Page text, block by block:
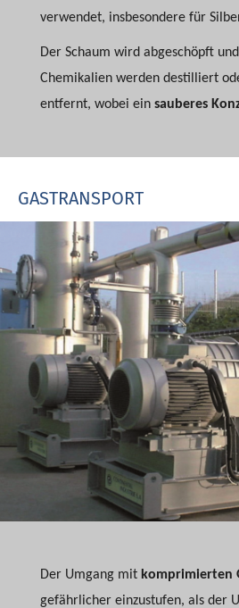
verwendet, insbesondere für
Der Schaum wird abgeschöpft
Chemikalien werden destilliert
entfernt, wobei ein sauberes
GASTRANSPORT
Der Umgang mit komprimierten
gefährlicher einzustufen, als der